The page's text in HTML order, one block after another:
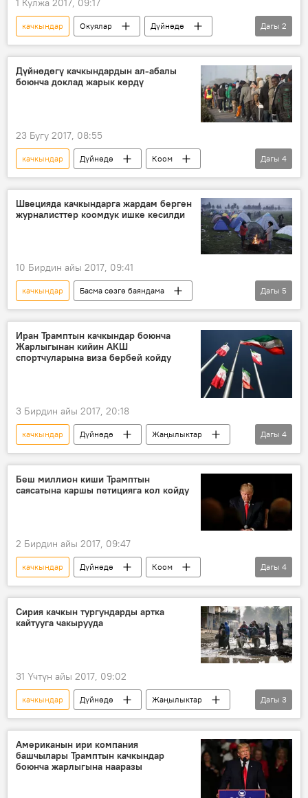
1 Кулжа 2017, 09:17
качкындар Окуялар
Дүйнөдө
Жаңылыктар
БУУ
Дагы 2
Дүйнөдөгү качкындардын ал-абалы
боюнча доклад жарык көрдү
23 Бугу 2017, 08:55
качкындар Дүйнөдө
Коом
Жаңылыктар
Миграция
доклад
рейтинг
Дагы 4
Швецияда качкындарга жардам берген
журналисттер коомдук ишке кесилди
10 Бирдин айы 2017, 09:41
качкындар
Басма сөзгө баяндама
Дүйнөдө
Жаңылыктар
Швеция
журналист
жаза
Дагы 5
Иран Трамптын качкындар боюнча
Жарлыгынан кийин АКШ
спортчуларына виза бербей койду
3 Бирдин айы 2017, 20:18
качкындар Дүйнөдө
Жаңылыктар
Саясат
Иран
Дональд Трамп
жарлык
Дагы 4
Беш миллион киши Трамптын
саясатына каршы петицияга кол койду
2 Бирдин айы 2017, 09:47
качкындар Дүйнөдө
Коом
Жаңылыктар
Дональд Трамп
тыюу салуу
жарлык
Дагы 4
Сирия качкын тургундарды артка
кайтууга чакырууда
31 Үчтүн айы 2017, 09:02
качкындар Дүйнөдө
Жаңылыктар
Миграция
Сирия сүйлөшүүлөр
Дагы 3
Американын ири компания
башчылары Трамптын качкындар
боюнча жарлыгына нааразы